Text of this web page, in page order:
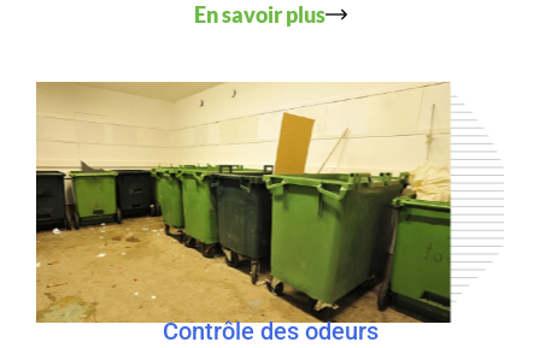
En savoir plus
Contrôle des odeurs